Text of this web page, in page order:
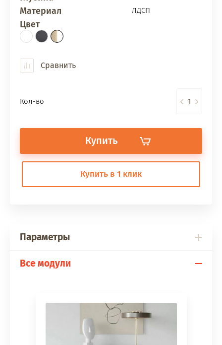
Материал ЛДСП
Цвет
Сравнить
Кол-во
Купить
Купить в 1 клик
Параметры
Все модули